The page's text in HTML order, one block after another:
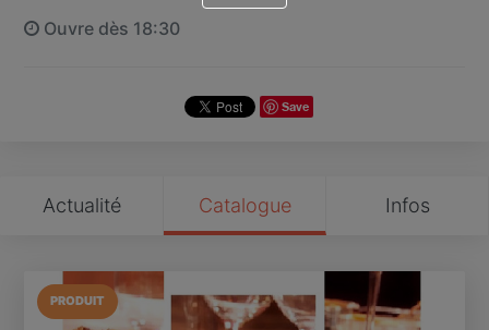
Ouvre dès 18:30
Save
Actualité Catalogue Infos
PRODUIT